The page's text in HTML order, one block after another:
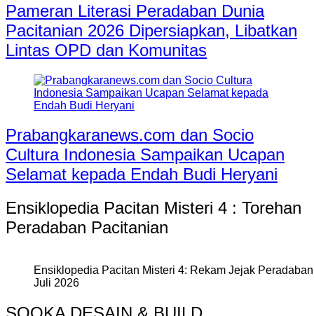
Pameran Literasi Peradaban Dunia
Pacitanian 2026 Dipersiapkan, Libatkan
Lintas OPD dan Komunitas
Prabangkaranews.com dan Socio
Cultura Indonesia Sampaikan Ucapan
Selamat kepada Endah Budi Heryani
Ensiklopedia Pacitan Misteri 4 : Torehan
Peradaban Pacitanian
Ensiklopedia Pacitan Misteri 4: Rekam Jejak
Juli 2026